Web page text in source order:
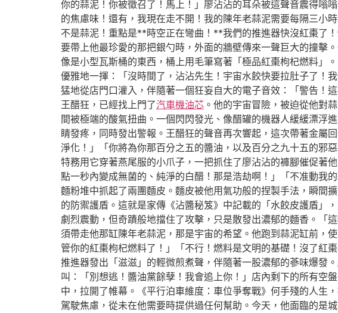
你的蒜泥！你被徵召了！馬上！」廖沾沾的耳朵被這聲音震得嗡
的焦慮味！還有，我現在走不開！我的陳年老蒜泥需要每隔三小
不是蒜泥！重點是**時空正在彎曲！**我們的推進器快沒紅棗了
要帶上他最珍愛的那把銀勺時，外面的牆壁傳來一聲巨大的撞擊
像是小型瓦斯桶的東西，桶上用毛筆寫著「極品紅棗枸杞燃料
優雅地一揮：「沒時間了，沾沾先生！宇宙水餃快要拉肚子了！
猛地從店門口灌入，伴隨著一個狂妄自大的電子音效：「警告！
王醋狂，已經找上門了汽車機油芯 。他的宇宙冒險，被迫從他對
間被極端的酸氣扭曲。一個閃閃發光、像醋罐的機器人緩緩漂浮
睛發疼，同時發出警報。王醋狂的聲音再次響起，這次帶著金屬
淨化！」「你將為你那百分之五的醬油，以及百分之九十五的邪
特務用它穿著燕尾服的小爪子，一把抓住了廖沾沾的褲腳催促著
點一秒內變成無菌的、純淨的白醋！那是浩劫啊！」「不准動我
麵粉堆中抓起了兩團麵皮。麵皮被他用氣功般的捏製手法，瞬間
的防禦護盾。這就是家傳《沾醬秘笈》中記載的「水餃皮護盾」
劇烈震動，但奇蹟般地擋住了攻擊，只是散發出濃郁的麵香。「
須帶走他那缸陳年老蒜泥，那是宇宙的希望。他跑到蒜泥缸前，
管你的紅棗枸杞燃料了！」「不行！燃料是文明的基礎！沒了紅
推進器發出「滋滋」的輕微煎煮聲，伴隨著一股濃郁的蔘味爆發
叫：「別想逃！醬油黨餘孽！我會追上你！」店內剩下的所有空
中，拉開了帷幕。《平行泊車維度：車位爭奪戰》何手殘的人生
駕駛焦慮，從未在他需要時提供過任何幫助。今天，他面臨的是